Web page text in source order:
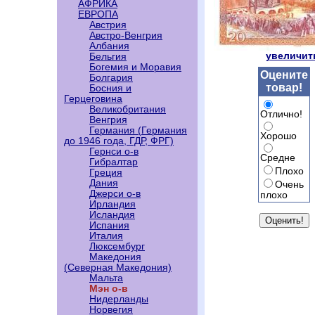
АФРИКА
ЕВРОПА
Австрия
Австро-Венгрия
Албания
Бельгия
Богемия и Моравия
Болгария
Босния и
Герцеговина
Великобритания
Венгрия
Германия (Германия
до 1946 года, ГДР, ФРГ)
Гернси о-в
Гибралтар
Греция
Дания
Джерси о-в
Ирландия
Исландия
Испания
Италия
Люксембург
Македония
(Северная Македония)
Мальта
Мэн о-в
Нидерланды
Норвегия
Оцените
товар!
Отлично!
Хорошо
Средне
Плохо
Очень
плохо